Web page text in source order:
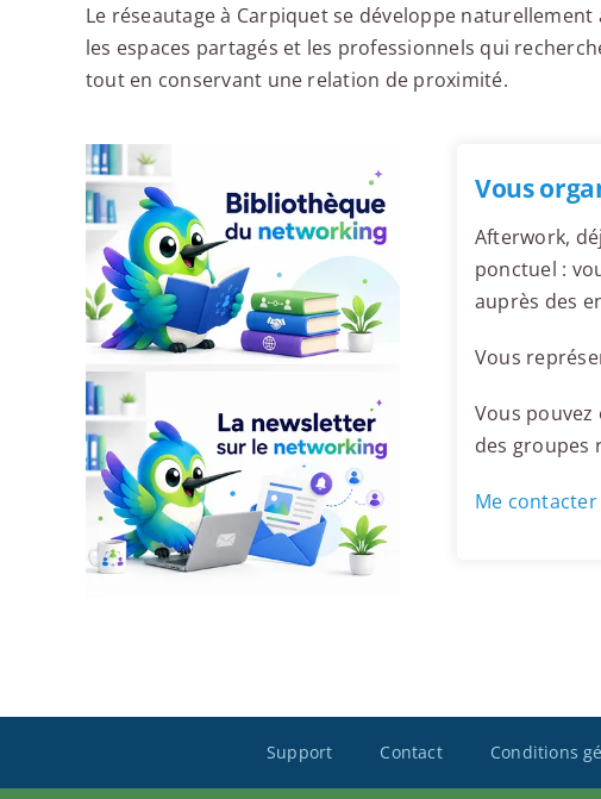
Le réseautage à Carpiquet se développe naturellement
les espaces partagés et les professionnels qui
tout en conservant une relation de proximité.
Vous
Afterwork,
ponctuel :
auprès des
Vous
Vous
des groupes
Me
Support Contact Conditions